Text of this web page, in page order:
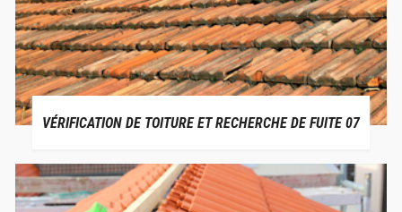
VÉRIFICATION DE TOITURE ET RECHERCHE DE FUITE 07